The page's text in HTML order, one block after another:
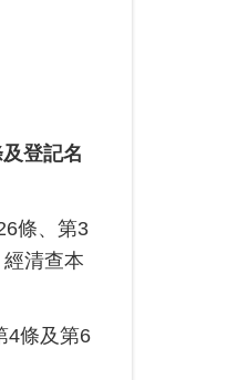
登記名
條、第3
清查本
4條及第6